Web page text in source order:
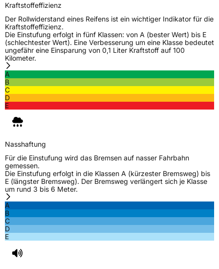
Kraftstoffeffizienz
Der Rollwiderstand eines Reifens ist ein wichtiger Indikator für die
Kraftstoffeffizienz.
Die Einstufung erfolgt in fünf Klassen: von A (bester Wert) bis E
(schlechtester Wert). Eine Verbesserung um eine Klasse bedeutet
ungefähr eine Einsparung von 0,1 Liter Kraftstoff auf 100
Kilometer.
A
B
C
D
E
Nasshaftung
Für die Einstufung wird das Bremsen auf nasser Fahrbahn
gemessen.
Die Einstufung erfolgt in die Klassen A (kürzester Bremsweg) bis
E (längster Bremsweg). Der Bremsweg verlängert sich je Klasse
um rund 3 bis 6 Meter.
A
B
C
D
E